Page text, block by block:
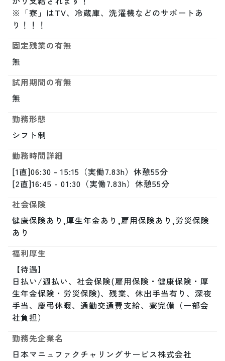
※「寮」はTV、冷蔵庫、洗濯機などのサポートあ
り！！！
固定残業の有無
無
試用期間の有無
無
勤務形態
シフト制
勤務時間詳細
[1直]06:30 - 15:15（実働7.83h）休憩55分
[2直]16:45 - 01:30（実働7.83h）休憩55分
社会保険
健康保険あり,厚生年金あり,雇用保険あり,労災保険
あり
福利厚生
【待遇】
日払い/週払い、社会保険(雇用保険・健康保険・厚
生年金保険・労災保険)、残業、休出手当有り、深夜
手当、慶弔休暇、通勤交通費支給、寮完備（一部会
社負担）
勤務先企業名
日本マニュファクチャリングサービス株式会社